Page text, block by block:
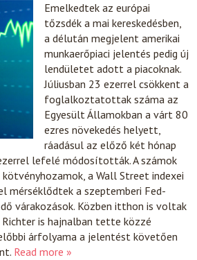
Emelkedtek az európai
tőzsdék a mai kereskedésben,
a délután megjelent amerikai
munkaerőpiaci jelentés pedig új
lendületet adott a piacoknak.
Júliusban 23 ezerrel csökkent a
foglalkoztatottak száma az
Egyesült Államokban a várt 80
ezres növekedés helyett,
ráadásul az előző két hónap
lefelé módosították. A számok
a Wall Street indexei
mérséklődtek a szeptemberi Fed-
várakozások. Közben itthon is voltak
Richter is hajnalban tette közzé
árfolyama a jelentést követően
Read more »